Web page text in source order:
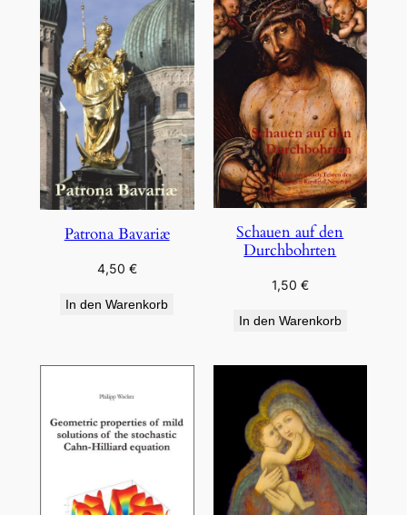
Patrona Bavariæ
4,50 €
In den Warenkorb
Schauen auf den
Durchbohrten
1,50 €
In den Warenkorb